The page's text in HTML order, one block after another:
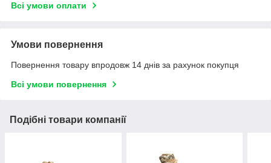
Всі умови оплати
Умови повернення
Повернення товару впродовж 14 днів за рахунок покупця
Всі умови повернення
Подібні товари компанії